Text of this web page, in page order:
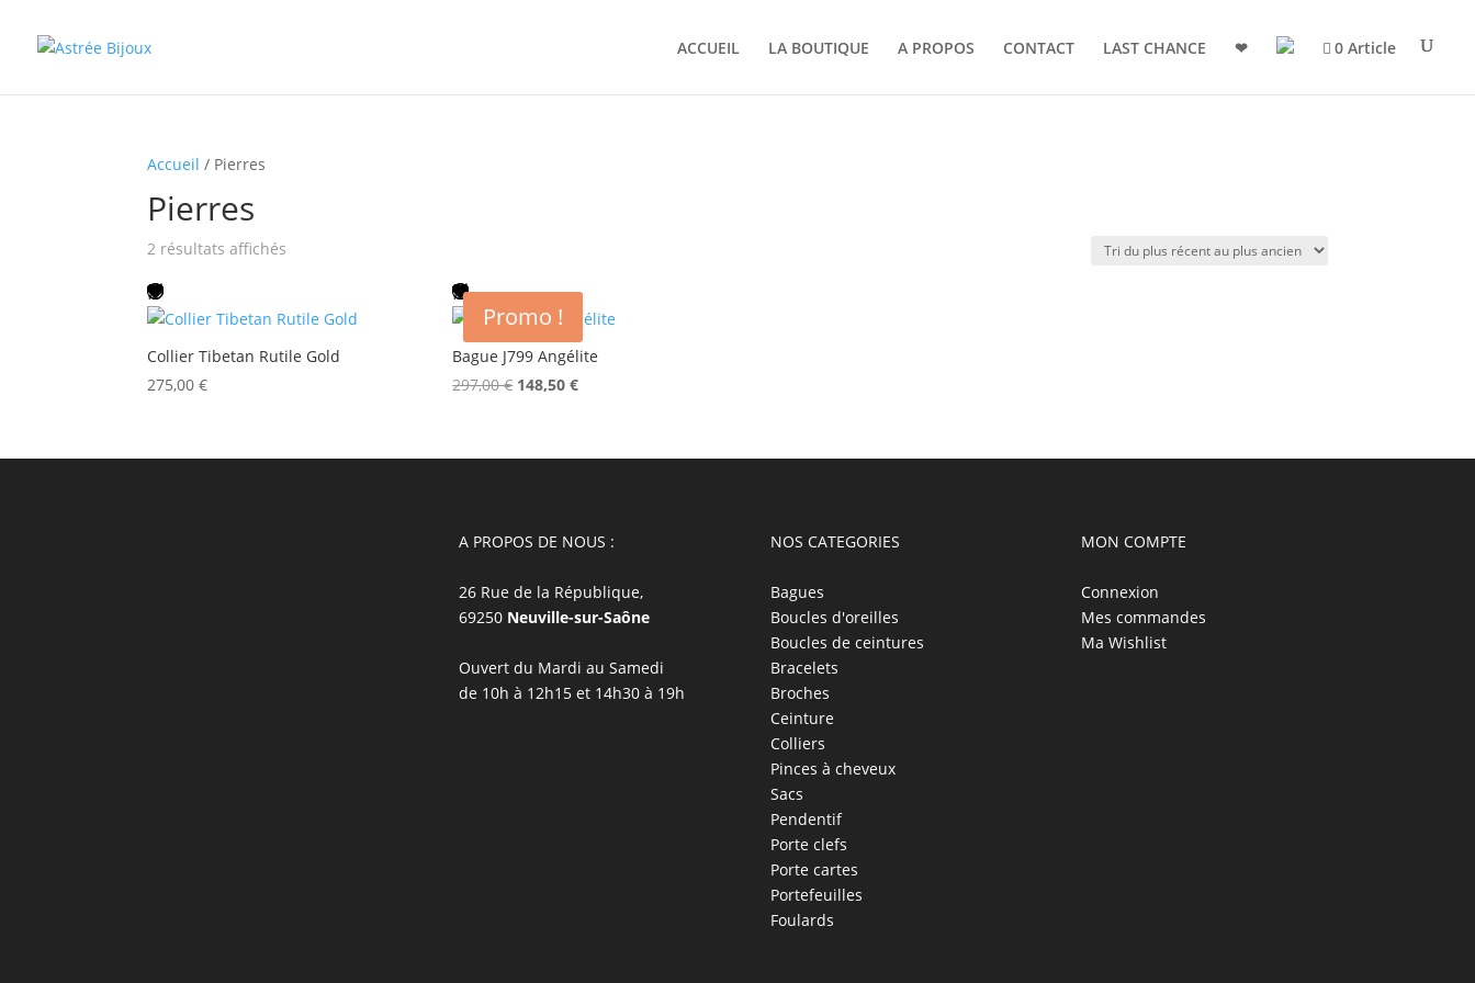
ACCUEIL LA BOUTIQUE A PROPOS CONTACT LAST CHANCE ❤ 0 Article
Accueil / Pierres
Pierres
2 résultats affichés
récent
au
Collier Tibetan Rutile Gold
275,00€
Promo !
Bague J799 Angélite
297,00€ Le
était :
148,50€Le
est :
A PROPOS DE NOUS :
26 Rue de la République,
69250 Neuville-sur-Saône
Ouvert du Mardi au Samedi
de 10h à 12h15 et 14h30 à 19h
NOS CATEGORIES
Bagues
Boucles d'oreilles
Boucles de ceintures
Bracelets
Broches
Ceinture
Colliers
Pinces à cheveux
Sacs
Pendentif
Porte clefs
Porte cartes
Portefeuilles
Foulards
MON COMPTE
Connexion
Mes commandes
Ma Wishlist